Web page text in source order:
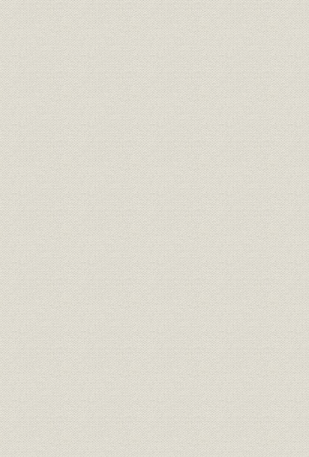
財務・業績 大元方勘定目録
歳従七月
参考文献 解題